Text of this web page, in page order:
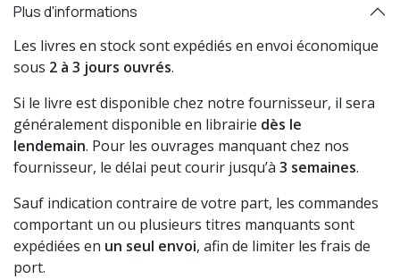
Plus d'informations
Les livres en stock sont expédiés en envoi économique
sous 2 à 3 jours ouvrés.
Si le livre est disponible chez notre fournisseur, il sera
généralement disponible en librairie dès le
lendemain. Pour les ouvrages manquant chez nos
fournisseur, le délai peut courir jusqu’à 3 semaines.
Sauf indication contraire de votre part, les commandes
comportant un ou plusieurs titres manquants sont
expédiées en un seul envoi, afin de limiter les frais de
port.